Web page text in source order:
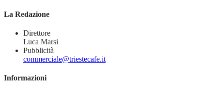
La Redazione
Direttore
Luca Marsi
Pubblicità
commerciale@triestecafe.it
Informazioni